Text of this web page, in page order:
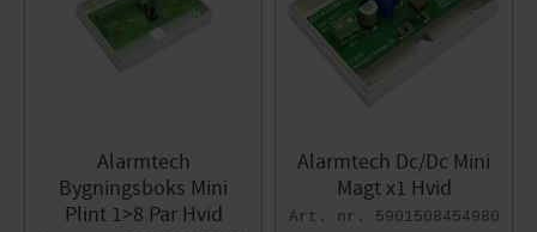
Alarmtech
Bygningsboks Mini
Plint 1>8 Par Hvid
Alarmtech Dc/Dc Mini
Magt x1 Hvid
5901508454980